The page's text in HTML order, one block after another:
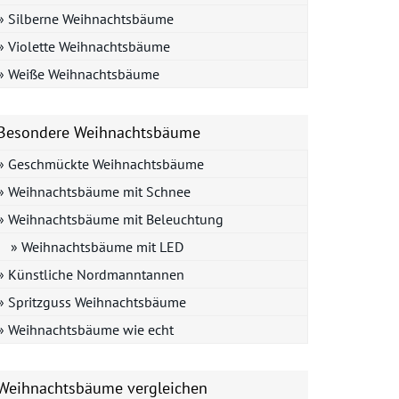
Silberne Weihnachtsbäume
Violette Weihnachtsbäume
Weiße Weihnachtsbäume
Weihnachtsbäume
Geschmückte Weihnachtsbäume
Weihnachtsbäume mit Schnee
Weihnachtsbäume mit Beleuchtung
» Weihnachtsbäume mit LED
Künstliche Nordmanntannen
Spritzguss Weihnachtsbäume
Weihnachtsbäume wie echt
vergleichen